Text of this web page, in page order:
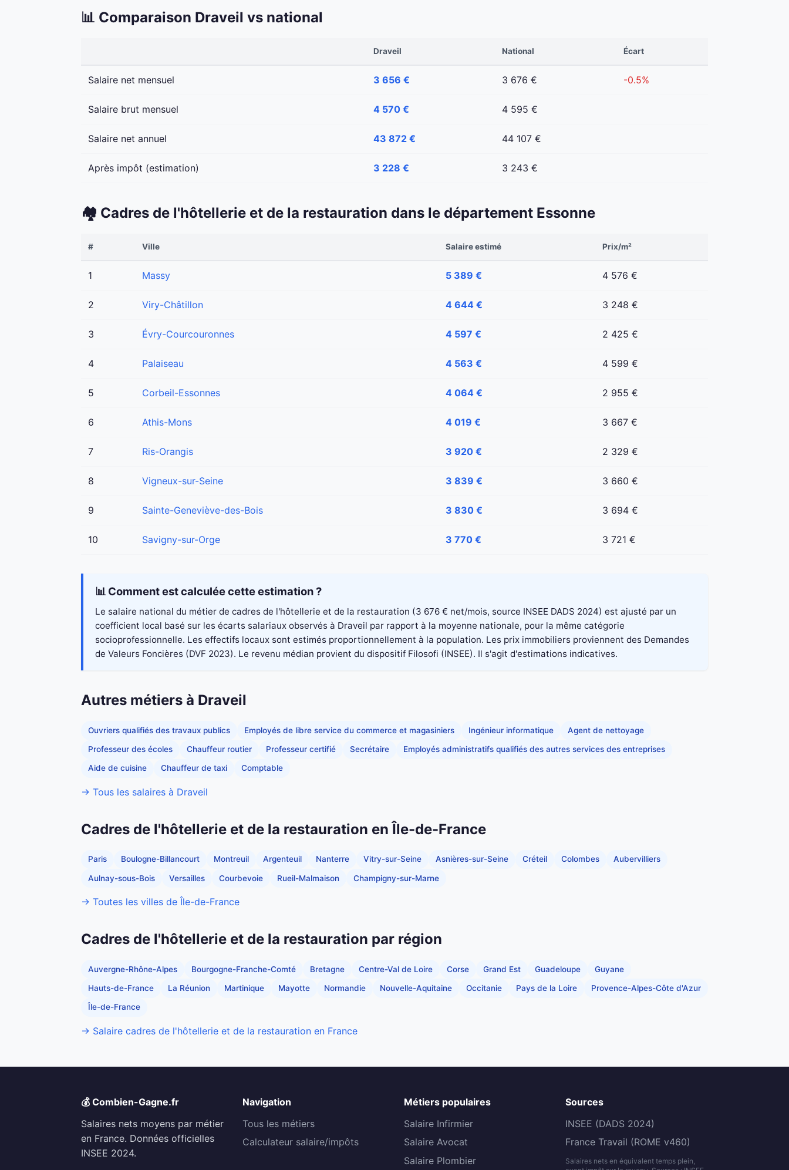
📊 Comparaison Draveil vs national
Draveil National Écart
Salaire net mensuel 3 656 € 3 676 € -0.5%
Salaire brut mensuel 4 570 € 4 595 €
Salaire net annuel 43 872 € 44 107 €
Après impôt (estimation) 3 228 € 3 243 €
🏘️ Cadres de l'hôtellerie et de la restauration dans le département Essonne
# Ville Salaire estimé Prix/m²
1 Massy 5 389 € 4 576 €
2 Viry-Châtillon 4 644 € 3 248 €
3 Évry-Courcouronnes 4 597 € 2 425 €
4 Palaiseau 4 563 € 4 599 €
5 Corbeil-Essonnes 4 064 € 2 955 €
6 Athis-Mons 4 019 € 3 667 €
7 Ris-Orangis 3 920 € 2 329 €
8 Vigneux-sur-Seine 3 839 € 3 660 €
9 Sainte-Geneviève-des-Bois 3 830 € 3 694 €
10 Savigny-sur-Orge 3 770 € 3 721 €
📊 Comment est calculée cette estimation ?
Le salaire national du métier de cadres de l'hôtellerie et de la restauration (3 676 € net/mois, source INSEE DADS 2024) est ajusté par un
coefficient local basé sur les écarts salariaux observés à Draveil par rapport à la moyenne nationale, pour la même catégorie
socioprofessionnelle. Les effectifs locaux sont estimés proportionnellement à la population. Les prix immobiliers proviennent des Demandes
de Valeurs Foncières (DVF 2023). Le revenu médian provient du dispositif Filosofi (INSEE). Il s'agit d'estimations indicatives.
Autres métiers à Draveil
Ouvriers qualifiés des travaux publics Employés de libre service du commerce et magasiniers Ingénieur informatique Agent de nettoyage
Professeur des écoles Chauffeur routier Professeur certifié Secrétaire Employés administratifs qualifiés des autres services des entreprises
Aide de cuisine Chauffeur de taxi Comptable
→ Tous les salaires à Draveil
Cadres de l'hôtellerie et de la restauration en Île-de-France
Paris Boulogne-Billancourt Montreuil Argenteuil Nanterre Vitry-sur-Seine Asnières-sur-Seine Créteil Colombes Aubervilliers
Aulnay-sous-Bois Versailles Courbevoie Rueil-Malmaison Champigny-sur-Marne
→ Toutes les villes de Île-de-France
Cadres de l'hôtellerie et de la restauration par région
Auvergne-Rhône-Alpes Bourgogne-Franche-Comté Bretagne Centre-Val de Loire Corse Grand Est Guadeloupe Guyane
Hauts-de-France La Réunion Martinique Mayotte Normandie Nouvelle-Aquitaine Occitanie Pays de la Loire Provence-Alpes-Côte d'Azur
Île-de-France
→ Salaire cadres de l'hôtellerie et de la restauration en France
💰 Combien-Gagne.fr
Salaires nets moyens par métier
en France. Données officielles
INSEE 2024.
Navigation
Tous les métiers
Calculateur salaire/impôts
Métiers populaires
Salaire Infirmier
Salaire Avocat
Salaire Plombier
Sources
INSEE (DADS 2024)
France Travail (ROME v460)
Salaires nets en équivalent temps plein,